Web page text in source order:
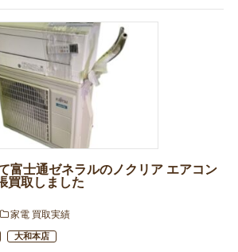
富士通ゼネラルのノクリア エアコン
買取しました
家電 買取実績
大和本店